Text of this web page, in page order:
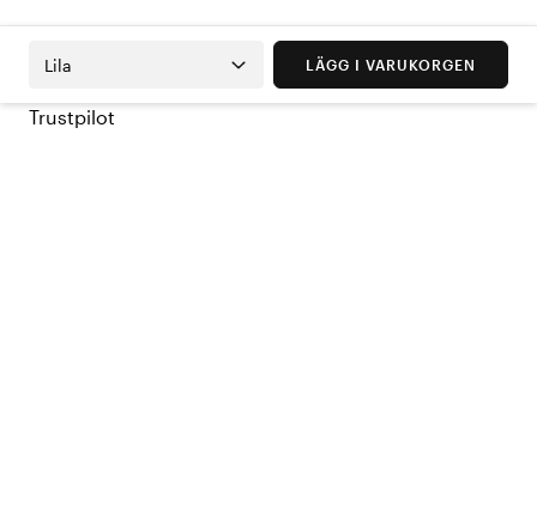
Lila LÄGG I VARUKORGEN
Trustpilot